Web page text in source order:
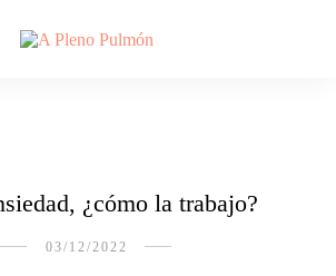
¿cómo la trabajo?
03/12/2022